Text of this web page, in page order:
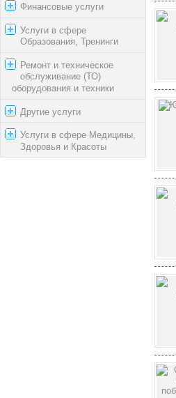
Финансовые услуги
Услуги в сфере
Образования, Тренинги
Ремонт и техническое
обслуживание (ТО)
оборудования и техники
Другие услуги
Услуги в сфере Медицины,
Здоровья и Красоты